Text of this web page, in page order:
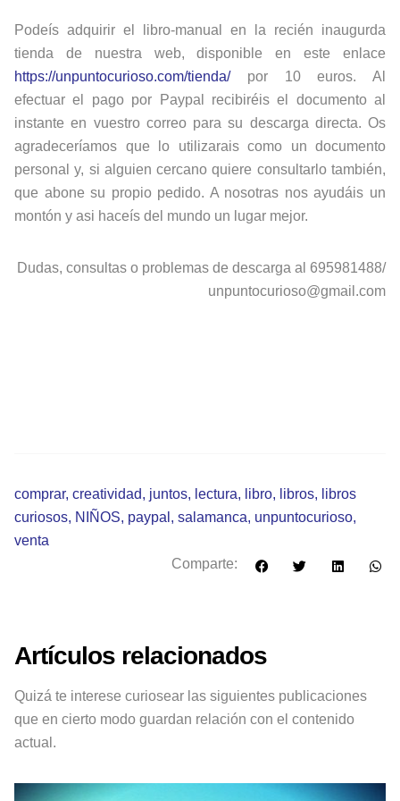
Podeís adquirir el libro-manual en la recién inaugurda
tienda de nuestra web, disponible en este enlace
https://unpuntocurioso.com/tienda/por 10 euros. Al
efectuar el pago por Paypal recibiréis el documento al
instante en vuestro correo para su descarga directa. Os
agradeceríamos que lo utilizarais como un documento
personal y, si alguien cercano quiere consultarlo también,
que abone su propio pedido. A nosotras nos ayudáis un
montón y asi haceís del mundo un lugar mejor.
Dudas, consultas o problemas de descarga al 695981488/
unpuntocurioso@gmail.com
comprar, creatividad, juntos, lectura, libro, libros, libros
curiosos, NIÑOS, paypal , salamanca, unpuntocurioso,
venta
Comparte:
Artículos relacionados
Quizá te interese curiosear las siguientes publicaciones
que en cierto modo guardan relación con el contenido
actual.